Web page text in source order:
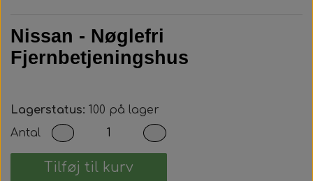
Nissan - Nøglefri
Fjernbetjeningshus
Lagerstatus: 100 på lager
Antal
Tilføj til kurv